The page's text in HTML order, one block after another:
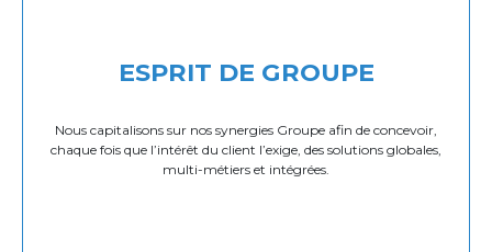
ESPRIT DE GROUPE
Nous capitalisons sur nos synergies Groupe afin de concevoir,
chaque fois que l’intérêt du client l’exige, des solutions globales,
multi-métiers et intégrées.